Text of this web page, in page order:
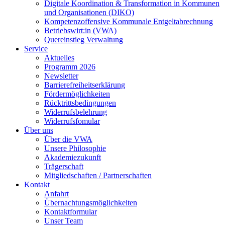
Digitale Koordination & Transformation in Kommunen
und Organisationen (DIKO)
Kompetenzoffensive Kommunale Entgeltabrechnung
Betriebswirt:in (VWA)
Quereinstieg Verwaltung
Service
Aktuelles
Programm 2026
Newsletter
Barrierefreiheitserklärung
Fördermöglichkeiten
Rücktrittsbedingungen
Widerrufsbelehrung
Widerrufsfomular
Über uns
Über die VWA
Unsere Philosophie
Akademiezukunft
Trägerschaft
Mitgliedschaften / Partnerschaften
Kontakt
Anfahrt
Übernachtungsmöglichkeiten
Kontaktformular
Unser Team